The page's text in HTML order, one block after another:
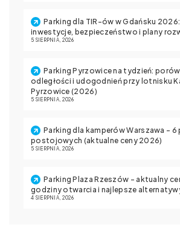
Parking dla TIR-ów w Gdańsku
inwestycje, bezpieczeństwo i plany
5 SIERPNIA, 2026
Parking Pyrzowice na tydzień:
odległości i udogodnień przy lotnisku
Pyrzowice (2026)
5 SIERPNIA, 2026
Parking dla kamperów Warszawa –
postojowych (aktualne ceny 2026)
5 SIERPNIA, 2026
Parking Plaza Rzeszów – aktualny
godziny otwarcia i najlepsze
4 SIERPNIA, 2026